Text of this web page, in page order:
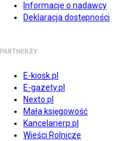
Informacje o nadawcy
Deklaracja dostępności
PARTNERZY
E-kiosk.pl
E-gazety.pl
Nexto.pl
Mała księgowość
Kancelarierp.pl
Wieści Rolnicze